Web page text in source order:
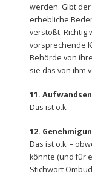
werden. Gibt
erhebliche
verstößt. Richtig
vorsprechende
Behörde von
sie das von ihm
11.
Das ist o.k.
12.
Das ist o.k. –
könnte (und für
Stichwort